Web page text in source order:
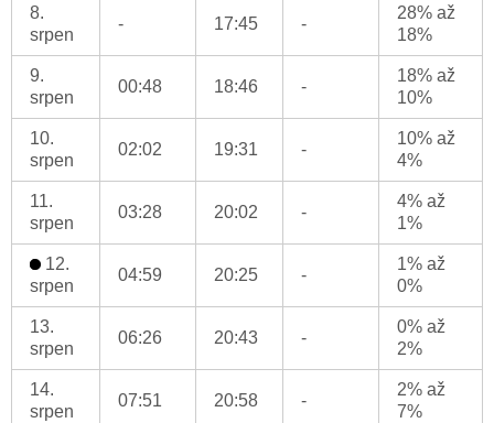
8.
srpen
- 17:45 -
28% až
18%
9.
srpen
00:48 18:46 -
18% až
10%
10.
srpen
02:02 19:31 -
10% až
4%
11.
srpen
03:28 20:02 -
4% až
1%
12.
srpen
04:59 20:25 -
1% až
0%
13.
srpen
06:26 20:43 -
0% až
2%
14.
srpen
07:51 20:58 -
2% až
7%